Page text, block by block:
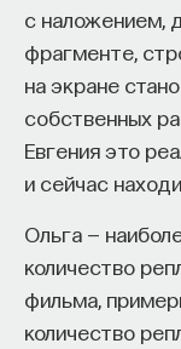
с наложением,
фрагменте,
на экране
собственных
Евгения это
и сейчас
Ольга —
количество
фильма,
количество